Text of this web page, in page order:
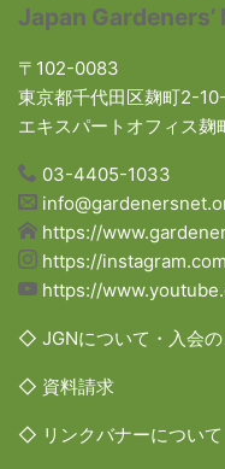
Japan
〒102-0083
東京都千代田区麹町2-
エキスパートオフィス麹
03-4405-1033
https://
https://
https://
◇ JGNについて・入会の
◇ 資料請求
◇ リンクバナーについて